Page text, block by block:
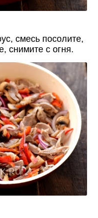
смесь посолите,
снимите с огня.